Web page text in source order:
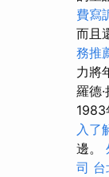
費寫
而且
務推
力將
羅德
1983
入了
邊。
司